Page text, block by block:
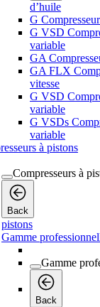
d’huile
G
G VSD
variable
GA
GA FLX
vitesse
G VSD
variable
G VSDs
variable
à pistons
Compresseurs à
Back
pistons
Gamme
Gamme
Back